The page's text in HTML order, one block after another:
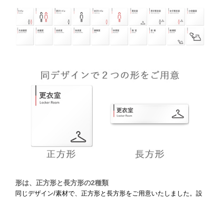
形は、正方形と長方形の2種類
同じデザイン/素材で、正方形と長方形をご用意いたしました。設